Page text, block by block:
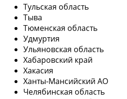
Тульская область
Тыва
Тюменская область
Удмуртия
Ульяновская область
Хабаровский край
Хакасия
Ханты-Мансийский АО
Челябинская область